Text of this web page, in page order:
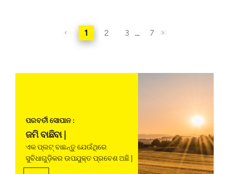
1 2 3 ... 7
ପରବର୍ତୀ ସୋପାନ :
ଜମି ବାଛିବା |
ଏକ ପ୍ଲଟ୍ ବାଛନ୍ତୁ ଯେଉଁଥିରେ
ସୁବିଧାଗୁଡ଼ିକର ଉପଯୁକ୍ତ ପ୍ରବେଶ ଅଛି |